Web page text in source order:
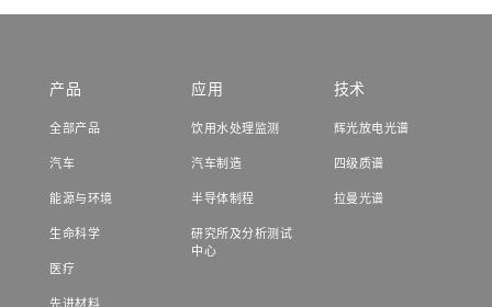
产品
全部产品
汽车
能源与环境
生命科学
医疗
应用
饮用水处理监测
汽车制造
半导体制程
研究所及分析测试
中心
技术
辉光放电光谱
四级质谱
拉曼光谱